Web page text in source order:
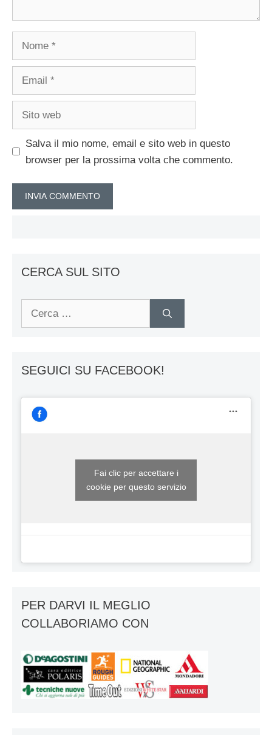
Salva il mio nome, email e sito web in questo
browser per la prossima volta che commento.
CERCA SUL SITO
Ricerca
SEGUICI SU FACEBOOK!
Fai clic per accettare i
cookie per questo servizio
PER DARVI IL MEGLIO
COLLABORIAMO CON